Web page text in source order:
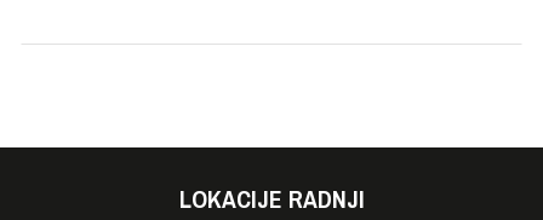
LOKACIJE RADNJI